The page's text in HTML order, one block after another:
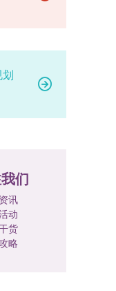
予录取。四、
宁缺毋滥”原
想政治表现及
等程序后，学
件，明确产学
专业学位案例
部主题案例
目70余项、省
新与学科竞赛
作者发表的三
究生创新实践
项、省级奖项
程体系建设学
取规则考生
将按分数从高到
试成绩未达到
录取工作将严
，从排名靠前
相同的情况，
比对复试
优先录取对
的严肃性与
必须携带本人
进行身份核
新型专利、外
及授权证书的
完全一致，重
别（从系统预
说明，无对应
详细标注）、
国际级、国家
们
讯
动
货
略